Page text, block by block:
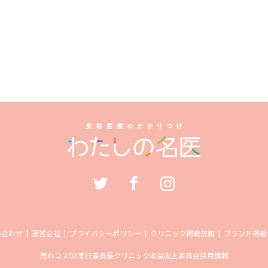
わせ 運営会社 プライバシーポリシー クリニック掲載依頼 ブランド掲
売れコスDX実行委員長クリニック収益向上委員会採用情報